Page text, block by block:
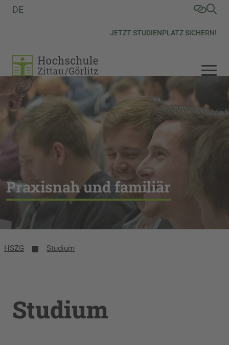
JETZT STUDIENPLATZ SICHERN!
DE
Praxisnah und familiär
HSZG Studium
Studium